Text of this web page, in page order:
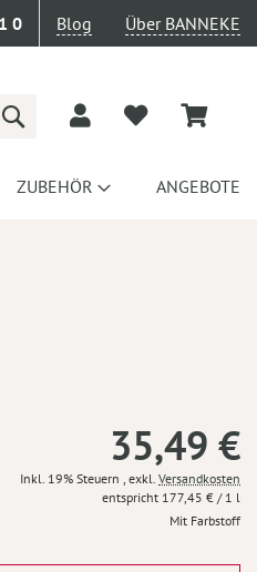
0 Blog Über BANNEKE
Suche
ZUBEHÖR ANGEBOTE
35,49 €
Inkl. 19% Steuern , exkl. Versandkosten
177,45 € / 1 l
Mit Farbstoff